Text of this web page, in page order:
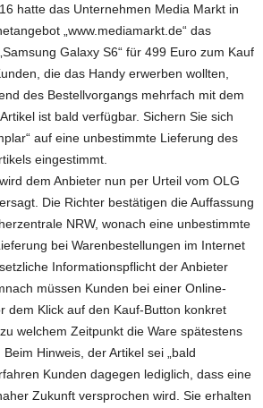
hatte das Unternehmen Media Markt in
„www.mediamarkt.de“ das
Galaxy S6“ für 499 Euro zum Kauf
die das Handy erwerben wollten,
des Bestellvorgangs mehrfach mit dem
ist bald verfügbar. Sichern Sie sich
auf eine unbestimmte Lieferung des
eingestimmt.
dem Anbieter nun per Urteil vom OLG
Die Richter bestätigen die Auffassung
NRW, wonach eine unbestimmte
bei Warenbestellungen im Internet
Informationspflicht der Anbieter
müssen Kunden bei einer Online-
dem Klick auf den Kauf-Button konkret
welchem Zeitpunkt die Ware spätestens
Hinweis, der Artikel sei „bald
Kunden dagegen lediglich, dass eine
Zukunft versprochen wird. Sie erhalten